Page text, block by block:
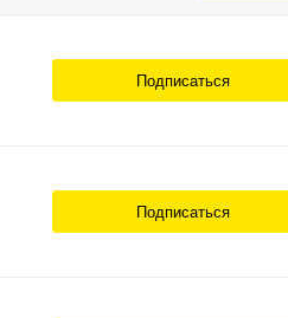
Подписаться
Подписаться